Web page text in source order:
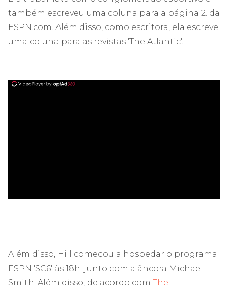
também escreveu uma coluna para a página 2. da
ESPN.com. Além disso, como escritora, ela escreve
uma coluna para as revistas 'The Atlantic'.
Além disso, Hill começou a hospedar o programa
ESPN 'SC6' às 18h. junto com a âncora Michael
Smith. Além disso, de acordo com The